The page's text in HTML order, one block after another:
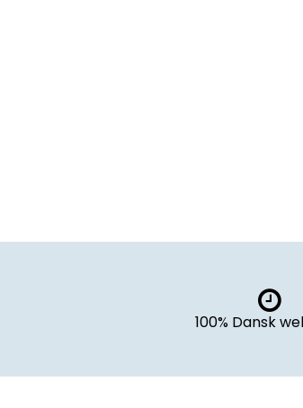
100% Dansk